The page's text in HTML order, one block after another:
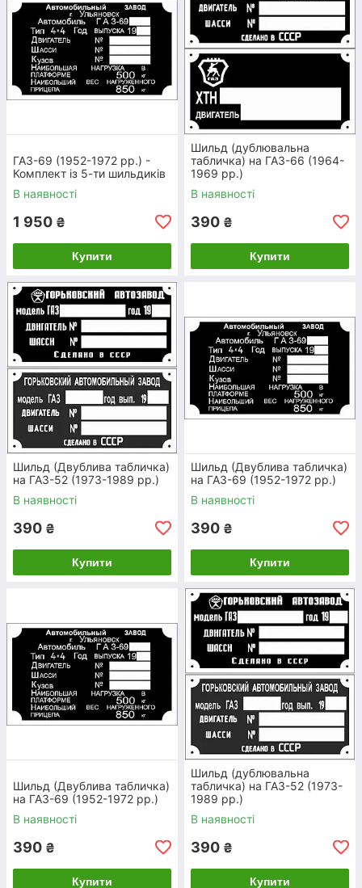
Визначтеся з моделлю та
дизайном виробу
ЗАМОВЛЕННЯ
Зателефонуйте нам, щоб
уточнити всі деталі
Оплатіть замовлення за
банківськими реквізитами
або післяплатою
ДОСТАВКА
Повідомте, якому варіанту
доставки віддаєте перевагу:
Нова Пошта, Делівері, Нічний
Експрес, Гюнсел, САТ,
УкрПошта.
ГАЗ-69 (1952-1972 рр.) -
Комплект із 5-ти шильдиків
В наявності
1 950 ₴
Купити
Шильд (дублювальна
табличка) на ГАЗ-66 (1964-
1969 рр.)
В наявності
390 ₴
Купити
Шильд (Двублива табличка)
на ГАЗ-52 (1973-1989 рр.)
В наявності
390 ₴
Купити
Шильд (Двублива табличка)
на ГАЗ-69 (1952-1972 рр.)
В наявності
390 ₴
Купити
Шильд (Двублива табличка)
на ГАЗ-69 (1952-1972 рр.)
В наявності
390 ₴
Купити
Шильд (дублювальна
табличка) на ГАЗ-52 (1973-
1989 рр.)
В наявності
390 ₴
Купити